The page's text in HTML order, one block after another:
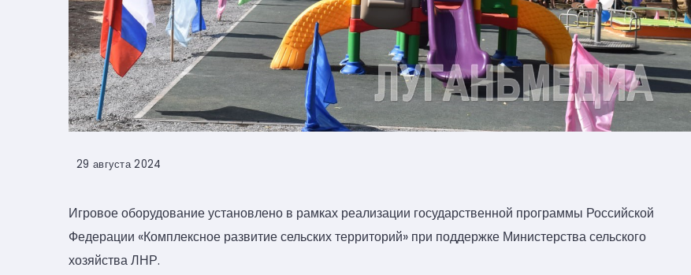
29 августа 2024
Игровое оборудование установлено в рамках реализации государственной программы Российской
Федерации «Комплексное развитие сельских территорий» при поддержке Министерства сельского
хозяйства ЛНР.